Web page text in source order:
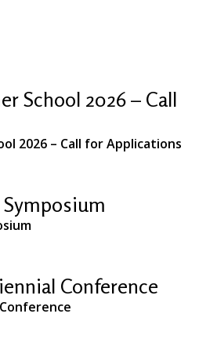
School 2026 – Call
2026 – Call for Applications
Conference